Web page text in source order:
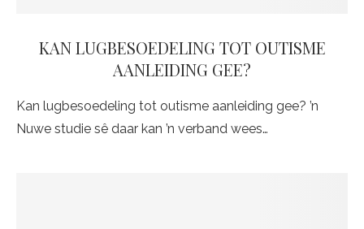
KAN LUGBESOEDELING TOT OUTISME
AANLEIDING GEE?
Kan lugbesoedeling tot outisme aanleiding gee? ’n
Nuwe studie sê daar kan ’n verband wees…